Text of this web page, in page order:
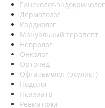
Гинеколог-эндокринолог
Дерматолог
Кардиолог
Мануальный терапевт
Невролог
Онколог
Ортопед
Офтальмолог (окулист)
Подолог
Психиатр
Ревматолог